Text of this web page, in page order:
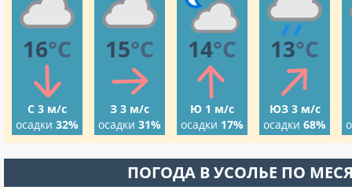
16°C
С 3 м/с
осадки 32%
15°C
З 3 м/с
осадки 31%
14°C
Ю 1 м/с
осадки 17%
13°C
ЮЗ 3 м/с
осадки 68%
ПОГОДА В УСОЛЬЕ ПО